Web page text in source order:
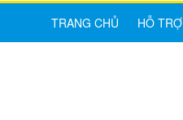
TRANG CHỦ HỖ TRỢ